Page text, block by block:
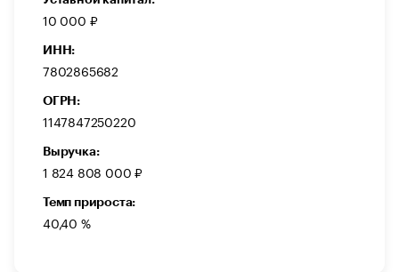
10 000 ₽
ИНН:
7802865682
ОГРН:
1147847250220
Выручка:
1 824 808 000 ₽
Темп прироста:
40,40 %